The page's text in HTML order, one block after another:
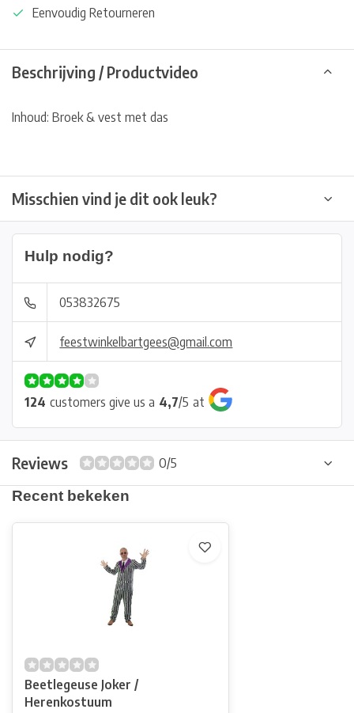
Eenvoudig Retourneren
Beschrijving / Productvideo
Inhoud: Broek & vest met das
Misschien vind je dit ook leuk?
Hulp nodig?
053832675
feestwinkelbartgees@gmail.com
124 customers give us a 4,7/5 at
Reviews
0/5
Recent bekeken
Beetlegeuse Joker /
Herenkostuum